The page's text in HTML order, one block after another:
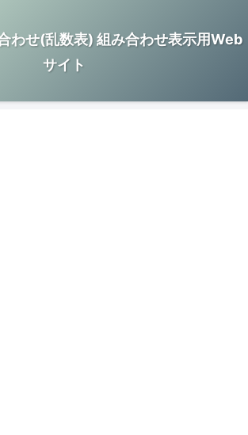
わせ(乱数表) 組み合わせ表示用Web
サイト